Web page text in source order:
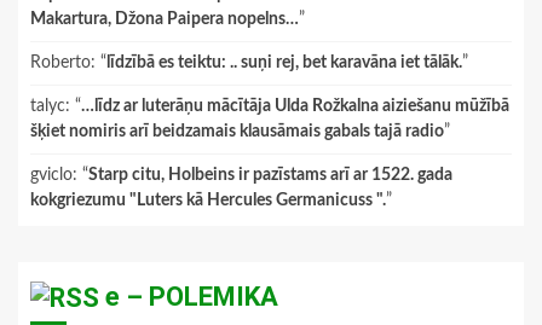
Makartura, Džona Paipera nopelns…”
Roberto: “ līdzībā es teiktu: .. suņi rej, bet karavāna iet tālāk.”
talyc: “…līdz ar luterāņu mācītāja Ulda Rožkalna aiziešanu mūžībā
šķiet nomiris arī beidzamais klausāmais gabals tajā radio”
gviclo: “Starp citu, Holbeins ir pazīstams arī ar 1522. gada
kokgriezumu "Luters kā Hercules Germanicuss ".”
e – POLEMIKA